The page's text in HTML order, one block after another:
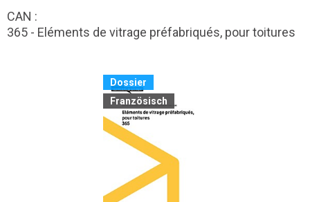
CAN :
365 - Eléments de vitrage préfabriqués, pour toitures
Dossier
Französisch